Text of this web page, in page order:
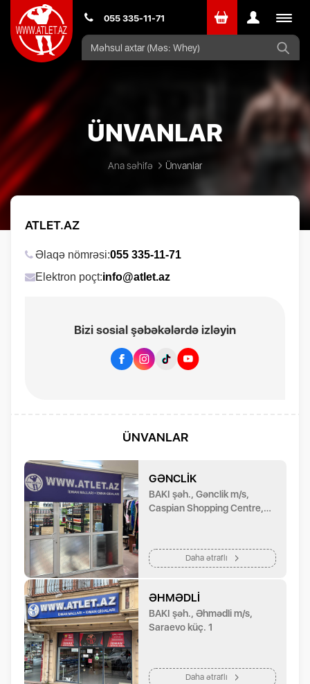
055 335-11-71
Toggle
ÜNVANLAR
Ana səhifə Ünvanlar
ATLET.AZ
Əlaqə nömrəsi:055 335-11-71
Elektron poçt:info@atlet.az
Bizi sosial şəbəkələrdə izləyin
ÜNVANLAR
GƏNCLIK
BAKI şəh., Gənclik m/s,
Caspian Shopping Centre,
Daha ətraflı
ƏHMƏDLI
BAKI şəh., Əhmədli m/s,
Saraevo küç. 1
Daha ətraflı